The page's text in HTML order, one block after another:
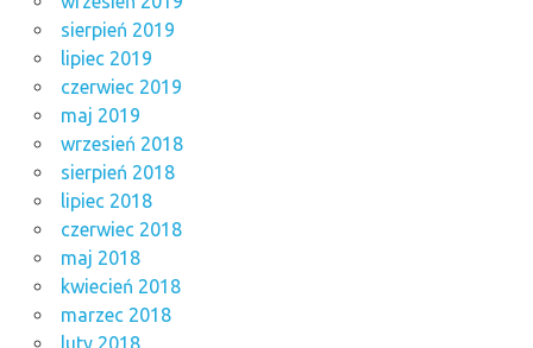
sierpień 2019
lipiec 2019
czerwiec 2019
maj 2019
wrzesień 2018
sierpień 2018
lipiec 2018
czerwiec 2018
maj 2018
kwiecień 2018
marzec 2018
luty 2018